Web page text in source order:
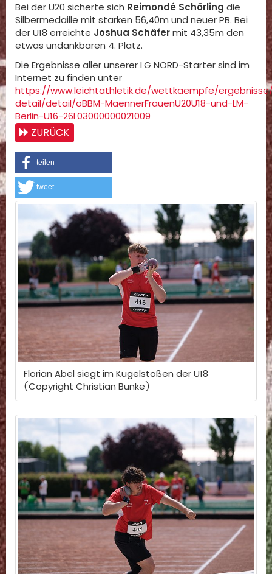
Bei der U20 sicherte sich Reimondé Schörling die
Silbermedaille mit starken 56,40m und neuer PB. Bei
der U18 erreichte Joshua Schäfermit 43,35m den
etwas undankbaren 4. Platz.
Die Ergebnisse aller unserer LG NORD-Starter sind im
Internet zu finden unter
https://www.leichtathletik.de/wettkaempfe/
detail/detail/oBBM-MaennerFrauenU20U18-und-LM-
Berlin-U16-26L03000000021009
ZURÜCK
teilen
tweet
Florian Abel siegt im Kugelstoßen der U18
(Copyright Christian Bunke)